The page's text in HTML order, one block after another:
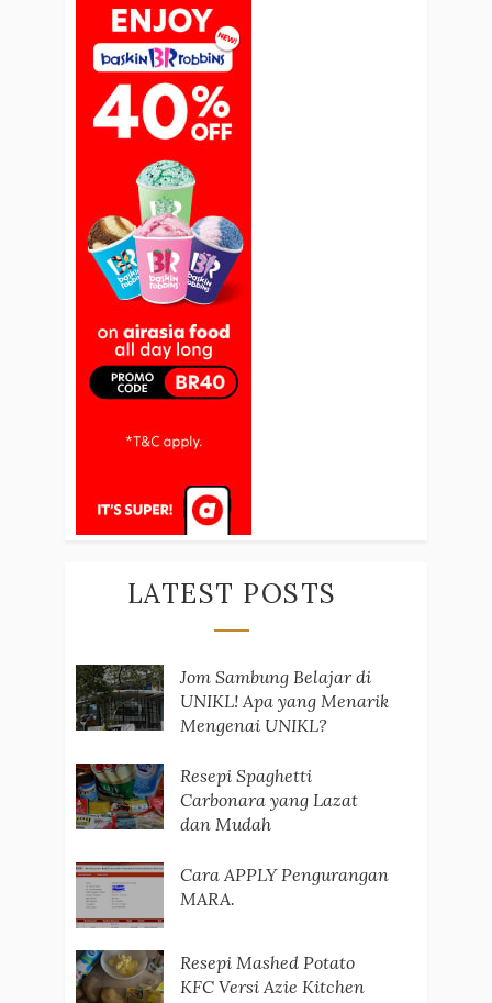
LATEST POSTS
Jom Sambung Belajar di
UNIKL! Apa yang Menarik
Mengenai UNIKL?
Resepi Spaghetti
Carbonara yang Lazat
dan Mudah
Cara APPLY Pengurangan
MARA.
Resepi Mashed Potato
KFC Versi Azie Kitchen